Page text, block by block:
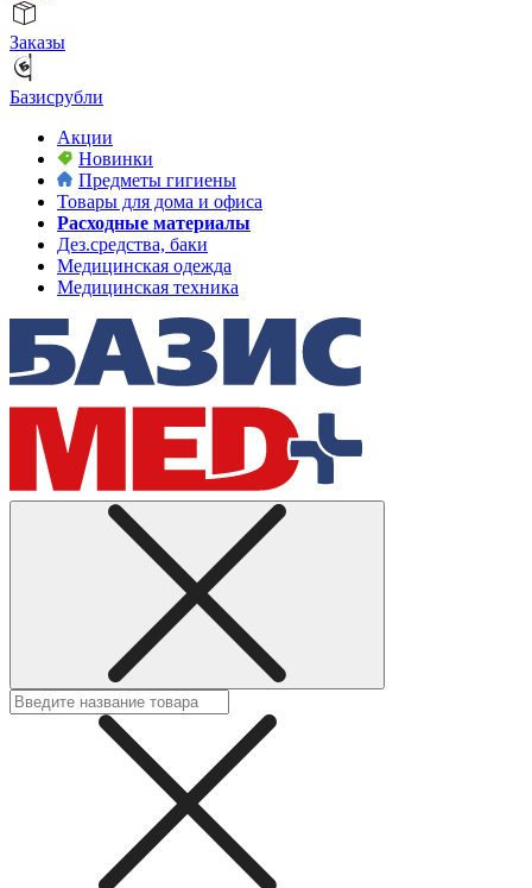
Заказы
Базисрубли
Акции
Новинки
Предметы гигиены
Товары для дома и офиса
Расходные материалы
Дез.средства, баки
Медицинская одежда
Медицинская техника